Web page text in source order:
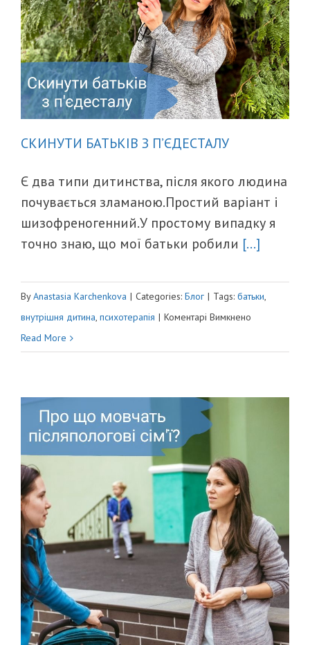
СКИНУТИ БАТЬКІВ З П’ЄДЕСТАЛУ
Є два типи дитинства, після якого людина
почувається зламаною.Простий варіант і
шизофреногенний.У простому випадку я
точно знаю, що мої батьки робили [...]
ByAnastasia Karchenkova | Categories: Блог | Tags: батьки,
внутрішня дитина, психотерапія | Коментарі Вимкнено
П’ЄДЕСТАЛУ
Read More